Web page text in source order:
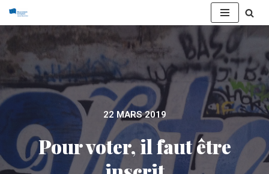
au
contenu
22 MARS 2019
Pour voter, il faut être